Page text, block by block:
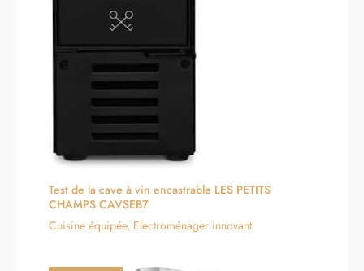
Test de la cave à vin encastrable LES PETITS
CHAMPS CAVSEB7
Cuisine équipée, Electroménager innovant